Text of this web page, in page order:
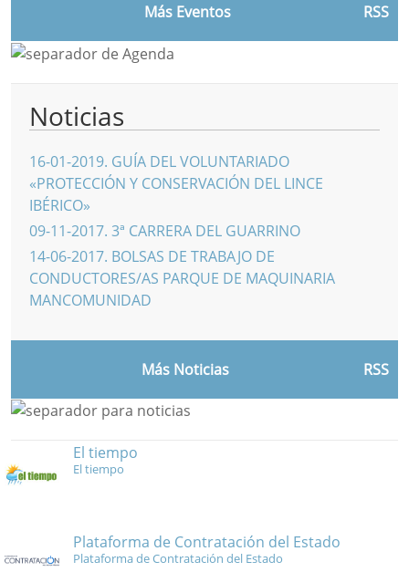
Más Eventos RSS
Noticias
16-01-2019. GUÍA DEL VOLUNTARIADO
«PROTECCIÓN Y CONSERVACIÓN DEL LINCE
IBÉRICO»
09-11-2017. 3ª CARRERA DEL GUARRINO
14-06-2017. BOLSAS DE TRABAJO DE
CONDUCTORES/AS PARQUE DE MAQUINARIA
MANCOMUNIDAD
Más Noticias RSS
El tiempo
El tiempo
Plataforma de Contratación del Estado
Plataforma de Contratación del Estado